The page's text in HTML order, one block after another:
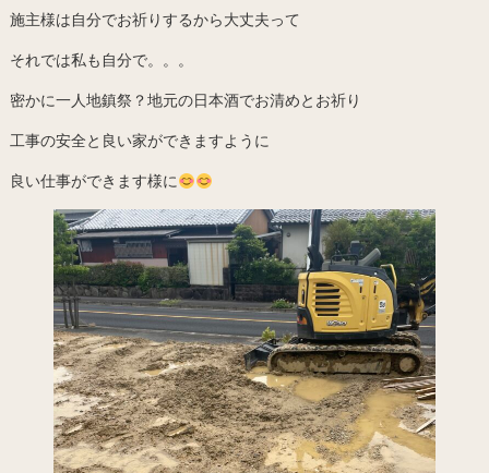
施主様は自分でお祈りするから大丈夫って
それでは私も自分で。。。
密かに一人地鎮祭？地元の日本酒でお清めとお祈り
工事の安全と良い家ができますように
良い仕事ができます様に